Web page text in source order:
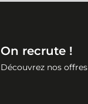
On recrute !
Découvrez nos offres